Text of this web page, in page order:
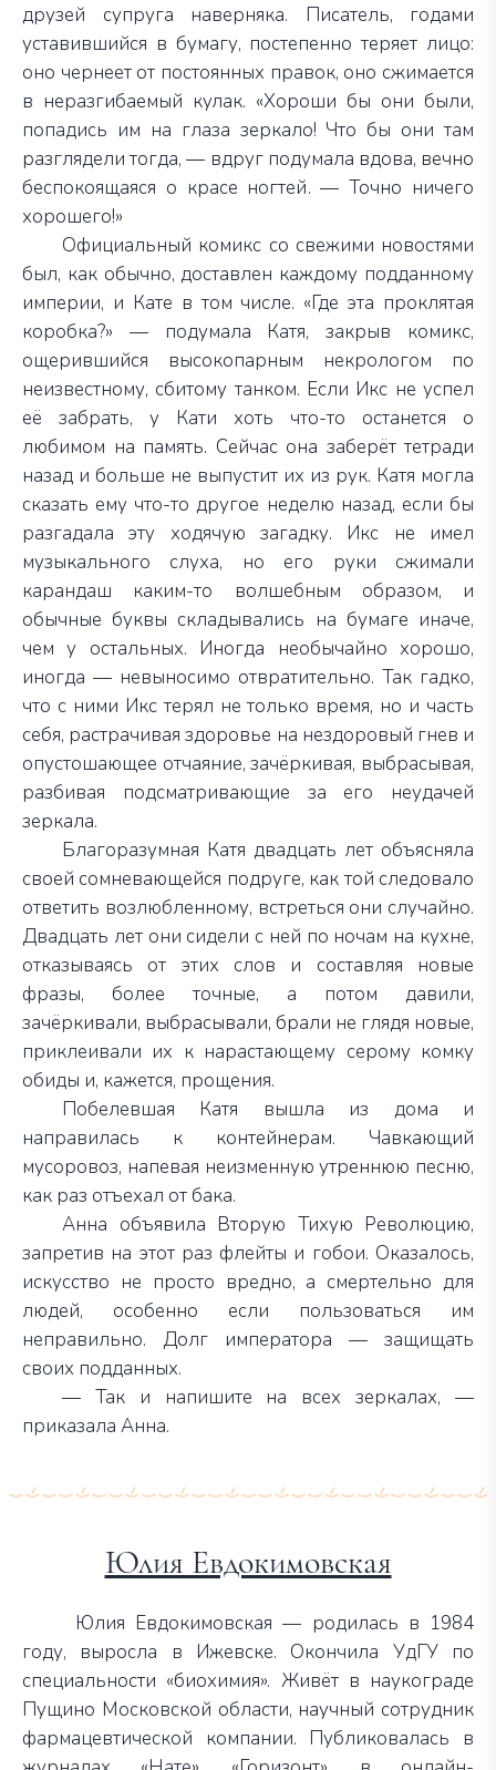
друзей супруга наверняка. Писатель, годами
уставившийся в бумагу, постепенно теряет лицо:
оно чернеет от постоянных правок, оно сжимается
в неразгибаемый кулак. «Хороши бы они были,
попадись им на глаза зеркало! Что бы они там
разглядели тогда, — вдруг подумала вдова, вечно
беспокоящаяся о красе ногтей. — Точно ничего
хорошего!»
Официальный комикс со свежими новостями
был, как обычно, доставлен каждому подданному
империи, и Кате в том числе. «Где эта проклятая
коробка?» — подумала Катя, закрыв комикс,
ощерившийся высокопарным некрологом по
неизвестному, сбитому танком. Если Икс не успел
её забрать, у Кати хоть что-то останется о
любимом на память. Сейчас она заберёт тетради
назад и больше не выпустит их из рук. Катя могла
сказать ему что-то другое неделю назад, если бы
разгадала эту ходячую загадку. Икс не имел
музыкального слуха, но его руки сжимали
карандаш каким-то волшебным образом, и
обычные буквы складывались на бумаге иначе,
чем у остальных. Иногда необычайно хорошо,
иногда — невыносимо отвратительно. Так гадко,
что с ними Икс терял не только время, но и часть
себя, растрачивая здоровье на нездоровый гнев и
опустошающее отчаяние, зачёркивая, выбрасывая,
разбивая подсматривающие за его неудачей
зеркала.
Благоразумная Катя двадцать лет объясняла
своей сомневающейся подруге, как той следовало
ответить возлюбленному, встреться они случайно.
Двадцать лет они сидели с ней по ночам на кухне,
отказываясь от этих слов и составляя новые
фразы, более точные, а потом давили,
зачёркивали, выбрасывали, брали не глядя новые,
приклеивали их к нарастающему серому комку
обиды и, кажется, прощения.
Побелевшая Катя вышла из дома и
направилась к контейнерам. Чавкающий
мусоровоз, напевая неизменную утреннюю песню,
как раз отъехал от бака.
Анна объявила Вторую Тихую Революцию,
запретив на этот раз флейты и гобои. Оказалось,
искусство не просто вредно, а смертельно для
людей, особенно если пользоваться им
неправильно. Долг императора — защищать
своих подданных.
— Так и напишите на всех зеркалах, —
приказала Анна.
Юлия Евдокимовская
Юлия Евдокимовская — родилась в 1984
году, выросла в Ижевске. Окончила УдГУ по
специальности «биохимия». Живёт в наукограде
Пущино Московской области, научный сотрудник
фармацевтической компании. Публиковалась в